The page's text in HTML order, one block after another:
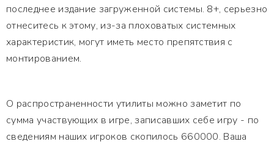
последнее издание загруженной системы. 8+, серьезно
отнеситесь к этому, из-за плоховатых системных
характеристик, могут иметь место препятствия с
монтированием.
О распространенности утилиты можно заметит по
сумма участвующих в игре, записавших себе игру - по
сведениям наших игроков скопилось 660000. Ваша